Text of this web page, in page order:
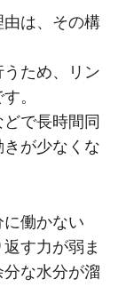
は、その構
ため、リン
。
で長時間同
が少なくな
働かない
す力が弱ま
な水分が溜